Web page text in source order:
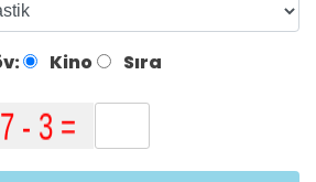
Kino Sıra